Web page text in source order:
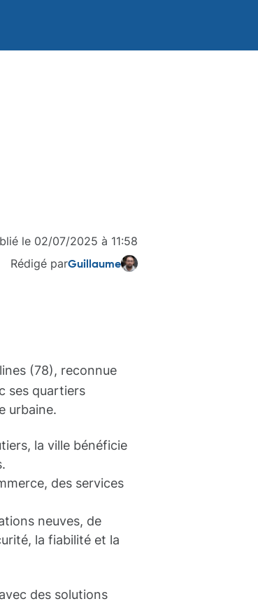
le 02/07/2025 à 11:58
Rédigé parGuillaume
(78), reconnue
ses quartiers
urbaine.
la ville bénéficie
des services
neuves, de
la fiabilité et la
avec des solutions